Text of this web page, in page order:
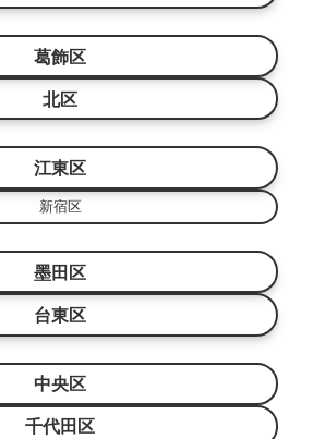
葛飾区
北区
江東区
新宿区
墨田区
台東区
中央区
千代田区